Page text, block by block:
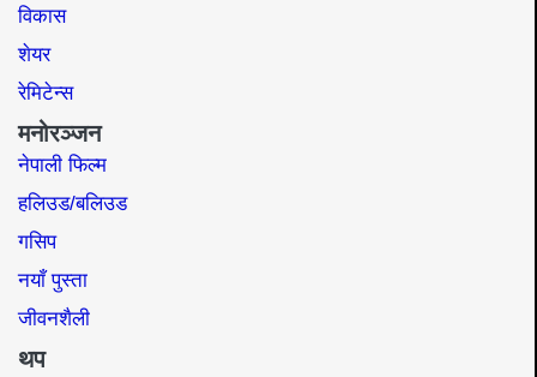
विकास
शेयर
रेमिटेन्स
मनोरञ्जन
नेपाली फिल्म
हलिउड/बलिउड
गसिप
नयाँ पुस्ता
जीवनशैली
थप